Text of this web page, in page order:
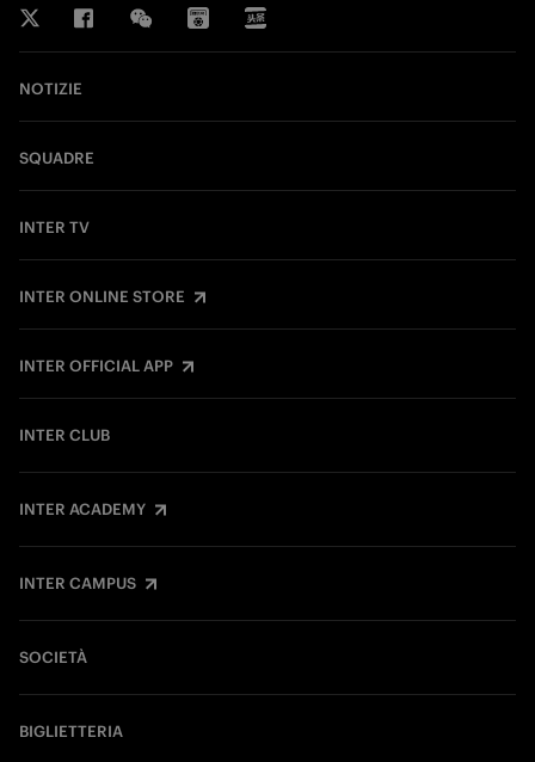
NOTIZIE
SQUADRE
INTER TV
INTER ONLINE STORE
INTER OFFICIAL APP
INTER CLUB
INTER ACADEMY
INTER CAMPUS
SOCIETÀ
BIGLIETTERIA